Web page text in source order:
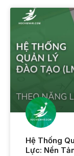
Hệ Thống
Lực: Nền